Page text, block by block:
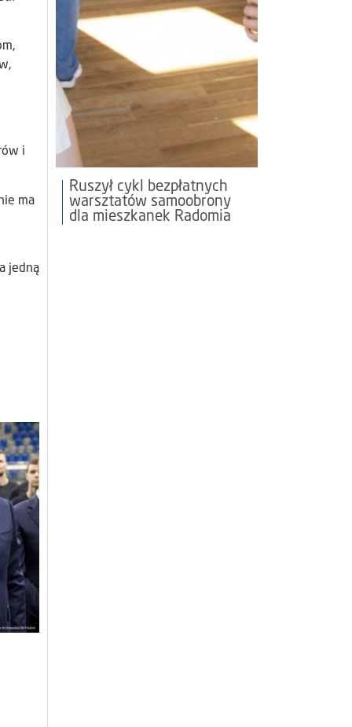
i
ma
jedną
Ruszył cykl bezpłatnych
warsztatów samoobrony
dla mieszkanek Radomia